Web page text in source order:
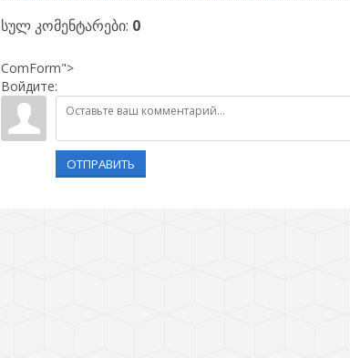
სულ კომენტარები: 0
ComForm">
Войдите:
ОТПРАВИТЬ